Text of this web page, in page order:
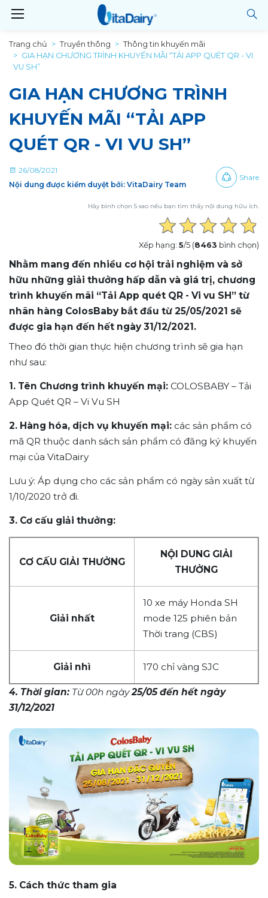
Trang chủ Truyền thông
Thông tin khuyến mãi
GIA HẠN CHƯƠNG TRÌNH KHUYẾN MÃI “TẢI APP QUÉT QR - VI
VU SH”
GIA HẠN CHƯƠNG TRÌNH
KHUYẾN MÃI “TẢI APP
QUÉT QR - VI VU SH”
26/08/2021
Nội dung được kiểm duyệt bởi: VitaDairy Team
Share
Hãy bình chọn 5 sao nếu bạn tìm thấy nội dung hữu ích.
Xếp hạng: 5/5 (8463 bình chọn)
Nhằm mang đến nhiều cơ hội trải nghiệm và sở
hữu những giải thưởng hấp dẫn và giá trị, chương
trình khuyến mãi “Tải App quét QR - Vi vu SH” từ
nhãn hàng ColosBaby bắt đầu từ 25/05/2021 sẽ
được gia hạn đến hết ngày 31/12/2021.
Theo đó thời gian thực hiện chương trình sẽ gia hạn
như sau:
1. Tên Chương trình khuyến mại: COLOSBABY – Tải
App Quét QR – Vi Vu SH
2. Hàng hóa, dịch vụ khuyến mại: các sản phẩm có
mã QR thuộc danh sách sản phẩm có đăng ký khuyến
mại của VitaDairy
Lưu ý: Áp dụng cho các sản phẩm có ngày sản xuất từ
1/10/2020 trở đi.
3. Cơ cấu giải thưởng:
CƠ CẤU GIẢI THƯỞNG
NỘI DUNG GIẢI
THƯỞNG
Giải nhất
10 xe máy Honda SH
mode 125 phiên bản
Thời trang (CBS)
Giải nhì 170 chỉ vàng SJC
4. Thời gian: Từ 00h ngày25/05 đến hết ngày
31/12/2021
5. Cách thức tham gia